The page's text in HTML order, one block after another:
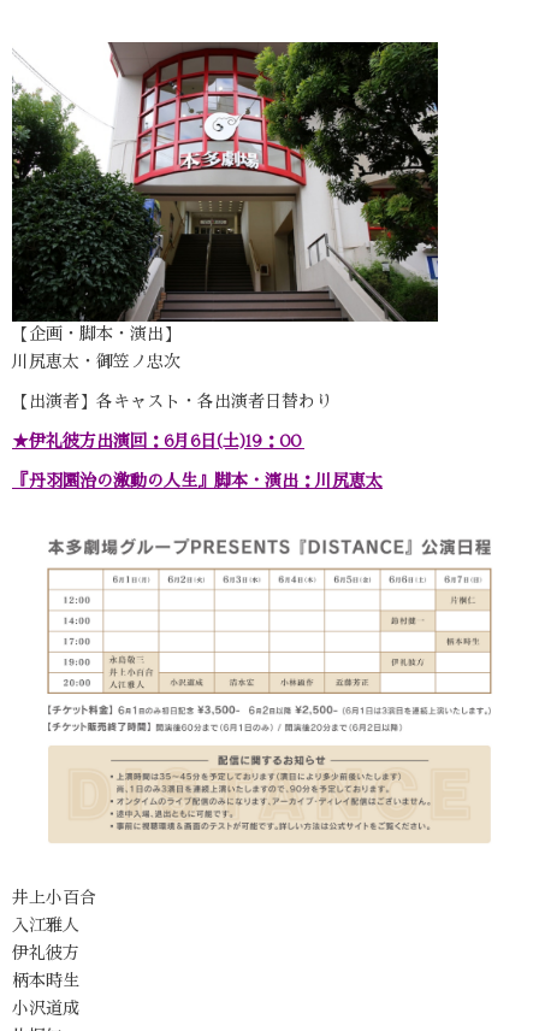
【企画・脚本・演出】
川尻恵太・御笠ノ忠次
【出演者】各キャスト・各出演者日替わり
★伊礼彼方出演回：6月6日(土)19：00
『丹羽園治の激動の人生』脚本・演出：川尻恵太
井上小百合
入江雅人
伊礼彼方
柄本時生
小沢道成